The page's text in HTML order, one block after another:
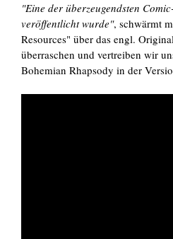
"Eine der überzeugendsten
veröffentlicht wurde", schwärmt
Resources" über das engl.
überraschen und vertreiben wir
Bohemian Rhapsody in der